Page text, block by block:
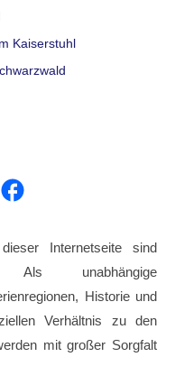
Kaiserstuhl
Internetseite sind
Als unabhängige
Historie und
Verhältnis zu den
mit großer Sorgfalt